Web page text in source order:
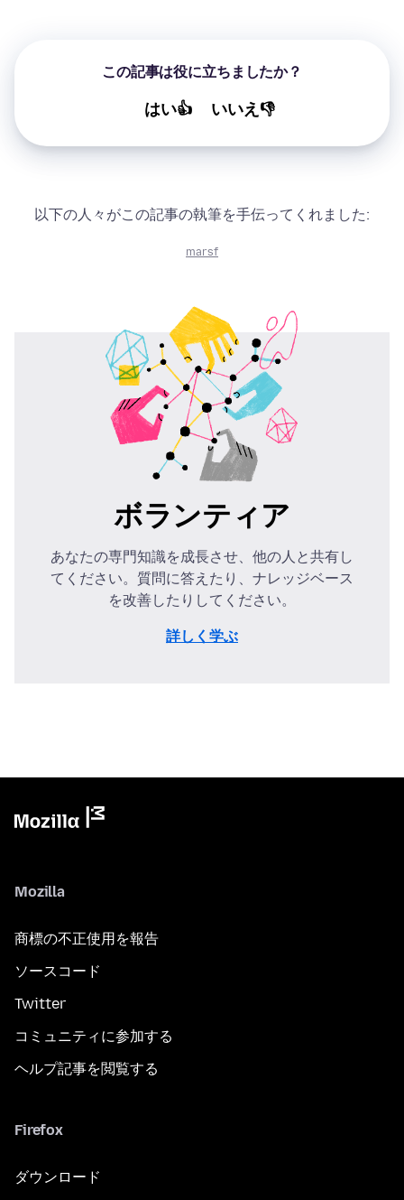
この記事は役に立ちましたか？
はい👍 いいえ👎
以下の人々がこの記事の執筆を手伝ってくれました:
marsf
ボランティア
あなたの専門知識を成長させ、他の人と共有し
てください。質問に答えたり、ナレッジベース
を改善したりしてください。
詳しく学ぶ
Mozilla
商標の不正使用を報告
ソースコード
Twitter
コミュニティに参加する
ヘルプ記事を閲覧する
Firefox
ダウンロード